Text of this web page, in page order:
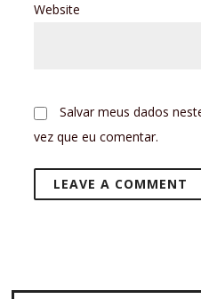
Website
Salvar meus dados
vez que eu comentar.